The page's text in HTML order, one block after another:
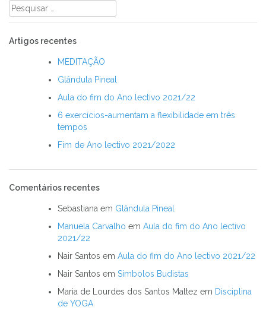
Pesquisar
por:
Artigos recentes
MEDITAÇÃO
Glândula Pineal
Aula do fim do Ano lectivo 2021/22
6 exercícios-aumentam a flexibilidade em três
tempos
Fim de Ano lectivo 2021/2022
Comentários recentes
Sebastiana em Glândula Pineal
Manuela Carvalho em Aula do fim do Ano lectivo
2021/22
Nair Santos em Aula do fim do Ano lectivo 2021/22
Nair Santos em Símbolos Budistas
Maria de Lourdes dos Santos Maltez em Disciplina
de YOGA